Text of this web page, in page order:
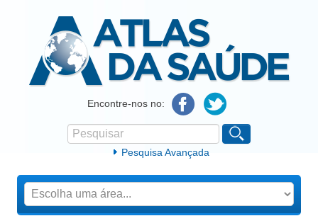
Atlas da SaúdeEncontre-nos no:
Formulário de procura
Pesquisar
Pesquisa Avançada